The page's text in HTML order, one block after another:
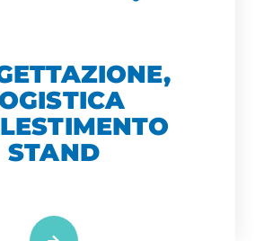
STAND